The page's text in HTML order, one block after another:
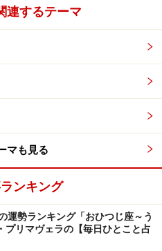
連するテーマ
マも見る
ンキング
運勢ランキング「おひつじ座～う
プリマヴェラの【毎日ひとこと占